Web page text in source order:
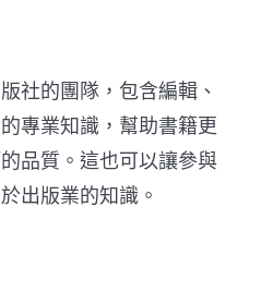
社的團隊，包含編輯、
專業知識，幫助書籍更
品質。這也可以讓參與
出版業的知識。